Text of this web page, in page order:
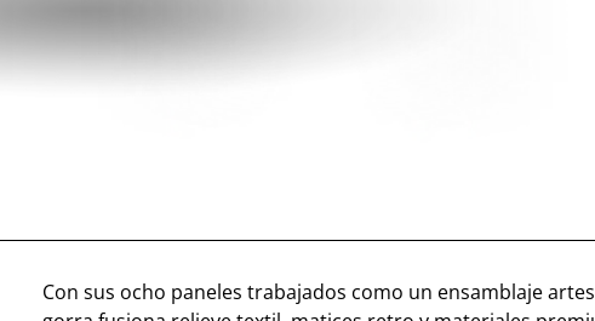
Con sus ocho paneles trabajados como un ensamblaje